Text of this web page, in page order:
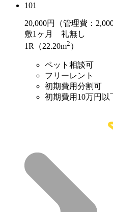
101
20,000円（管理費：2,000
敷1ヶ月 礼無し
1R（22.20m2 ）
ペット相談可
フリーレント
初期費用分割可
初期費用10万円以